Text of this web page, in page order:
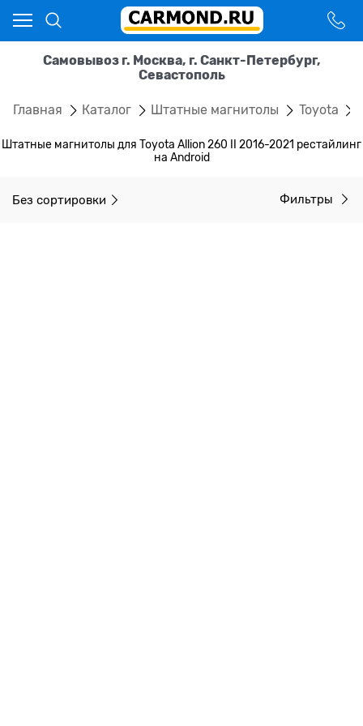
Самовывоз г. Москва, г. Санкт-Петербург,
Севастополь
Главная Каталог Штатные магнитолы Toyota
Штатные магнитолы для Toyota Allion 260 II 2016-2021 рестайлинг
на Android
Без сортировки Фильтры